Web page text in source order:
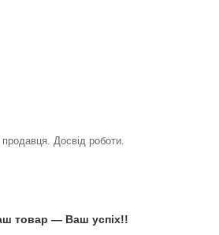
продавця. Досвід роботи.
товар — Ваш успіх!!